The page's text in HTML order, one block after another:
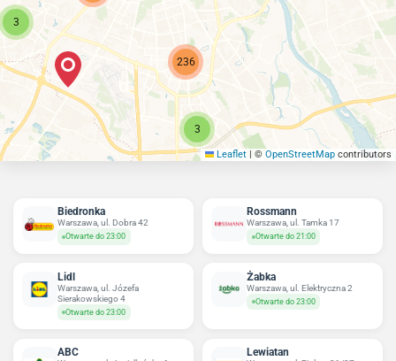
236
3
3
Leaflet | © OpenStreetMap contributors
Biedronka
Warszawa, ul. Dobra 42
Otwarte do 23:00
Rossmann
Warszawa, ul. Tamka 17
Otwarte do 21:00
Lidl
Warszawa, ul. Józefa
Sierakowskiego 4
Otwarte do 23:00
Żabka
Warszawa, ul. Elektryczna 2
Otwarte do 23:00
ABC Lewiatan